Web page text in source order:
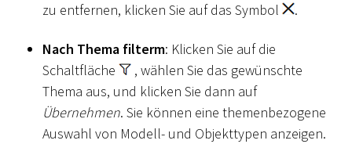
zu entfernen, klicken Sie auf das Symbol
.
Nach Thema filterm: Klicken Sie auf die
Schaltfläche
, wählen Sie das gewünschte
Thema aus, und klicken Sie dann auf
Übernehmen. Sie können eine themenbezogene
Auswahl von Modell- und Objekttypen anzeigen.